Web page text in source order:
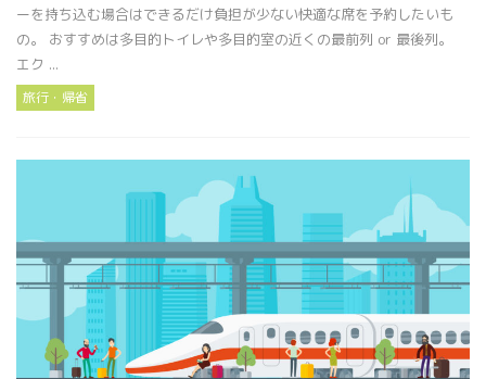
ーを持ち込む場合はできるだけ負担が少ない快適な席を予約したいも
の。 おすすめは多目的トイレや多目的室の近くの最前列 or 最後列。
エク ...
旅行・帰省